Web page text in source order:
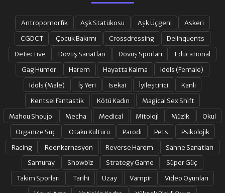
Antropomorfik Aşk Statükosu Aşk Üçgeni
Askeri
CGDCT
Çocuk Bakımı Crossdressing
Delinquents
Detective
Dövüş Sanatları Dövüş Sporları
Educational
Gag Humor
Harem Hayatta Kalma
Idols (Female)
Idols (Male)
İş Yeri Isekai İyileştirici
Kanlı
Kentsel Fantastik
Kötü Kadın
Magical Sex Shift
Mahou Shoujo
Mecha Medical Mitoloji Müzik
Okul
Organize Suç
Otaku Kültürü Parodi Pets
Psikolojik
Racing
Reenkarnasyon Reverse Harem
Sahne Sanatları
Samuray
Showbiz Strategy Game
Süper Güç
Takım Sporları
Tarihi Uzay Vampir
Video Oyunları